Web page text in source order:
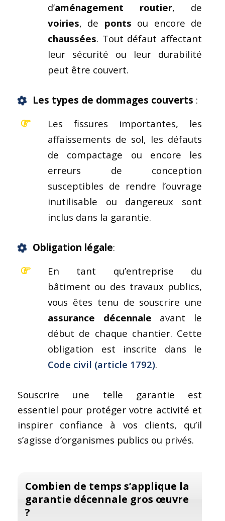
d’aménagement routier, de
voiries, de ponts ou encore de
chaussées. Tout défaut affectant
leur sécurité ou leur durabilité
peut être couvert.
Les types de dommages couverts :
Les fissures importantes, les
affaissements de sol, les défauts
de compactage ou encore les
erreurs de conception
susceptibles de rendre l’ouvrage
inutilisable ou dangereux sont
inclus dans la garantie.
Obligation légale:
En tant qu’entreprise du
bâtiment ou des travaux publics,
vous êtes tenu de souscrire une
assurance décennale avant le
début de chaque chantier. Cette
obligation est inscrite dans le
Code civil (article 1792).
Souscrire une telle garantie est
essentiel pour protéger votre activité et
inspirer confiance à vos clients, qu’il
s’agisse d’organismes publics ou privés.
Combien de temps s’applique la
garantie décennale gros œuvre
?